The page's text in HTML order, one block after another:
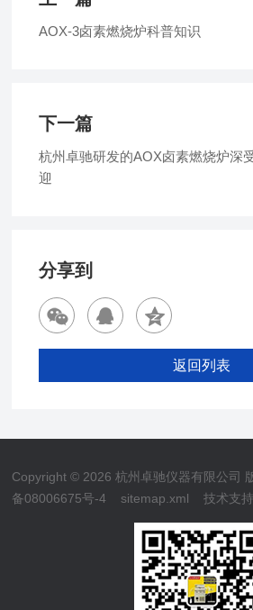
AOX-3卤素燃烧炉科普知识
下一篇
杭州卓驰研发的AOX卤素燃烧炉深
迎
分享到
返回列表
Copyright © 2026 杭州卓驰仪器有限公司
备08006675号-4
sitemap.xml 技术支